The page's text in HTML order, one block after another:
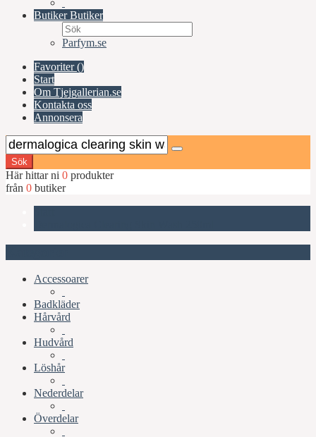
ButikerButiker
Parfym.se
Favoriter ()
Start
Om Tjejgallerian.se
Kontakta oss
Annonsera
Sök
Här hittar ni 0 produkter
från 0 butiker
Accessoarer
Badkläder
Hårvård
Hudvård
Löshår
Nederdelar
Överdelar